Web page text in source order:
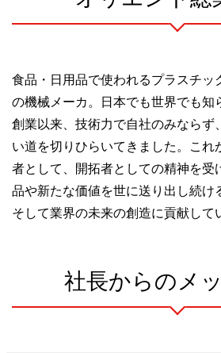
食品・日用品で使われるプラスチッ
の機械メーカ。日本でも世界でも知
創業以来、技術力で自社のみならず
い道を切りひらいてきました。これ
者として、開拓者としての精神を受
品や新たな価値を世に送り出し続け
そして業界の未来の創造に貢献して
社長からのメ